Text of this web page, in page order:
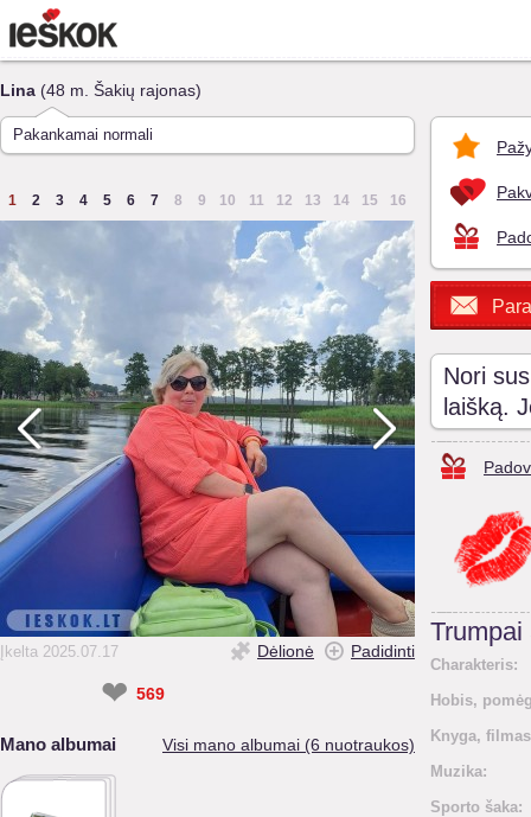
Lina (48 m. Šakių rajonas)
Pakankamai normali
1 2 3 4 5 6 7 8 9 10 11 12 13 14 15 16
Įkelta 2025.07.17 Dėlionė Padidinti
❤ 569
Mano albumai Visi mano albumai (6 nuotraukos)
Nori
laišką.
Trumpai
Charakteris:
Hobis,
Knyga,
Muzika:
Sporto šaka: